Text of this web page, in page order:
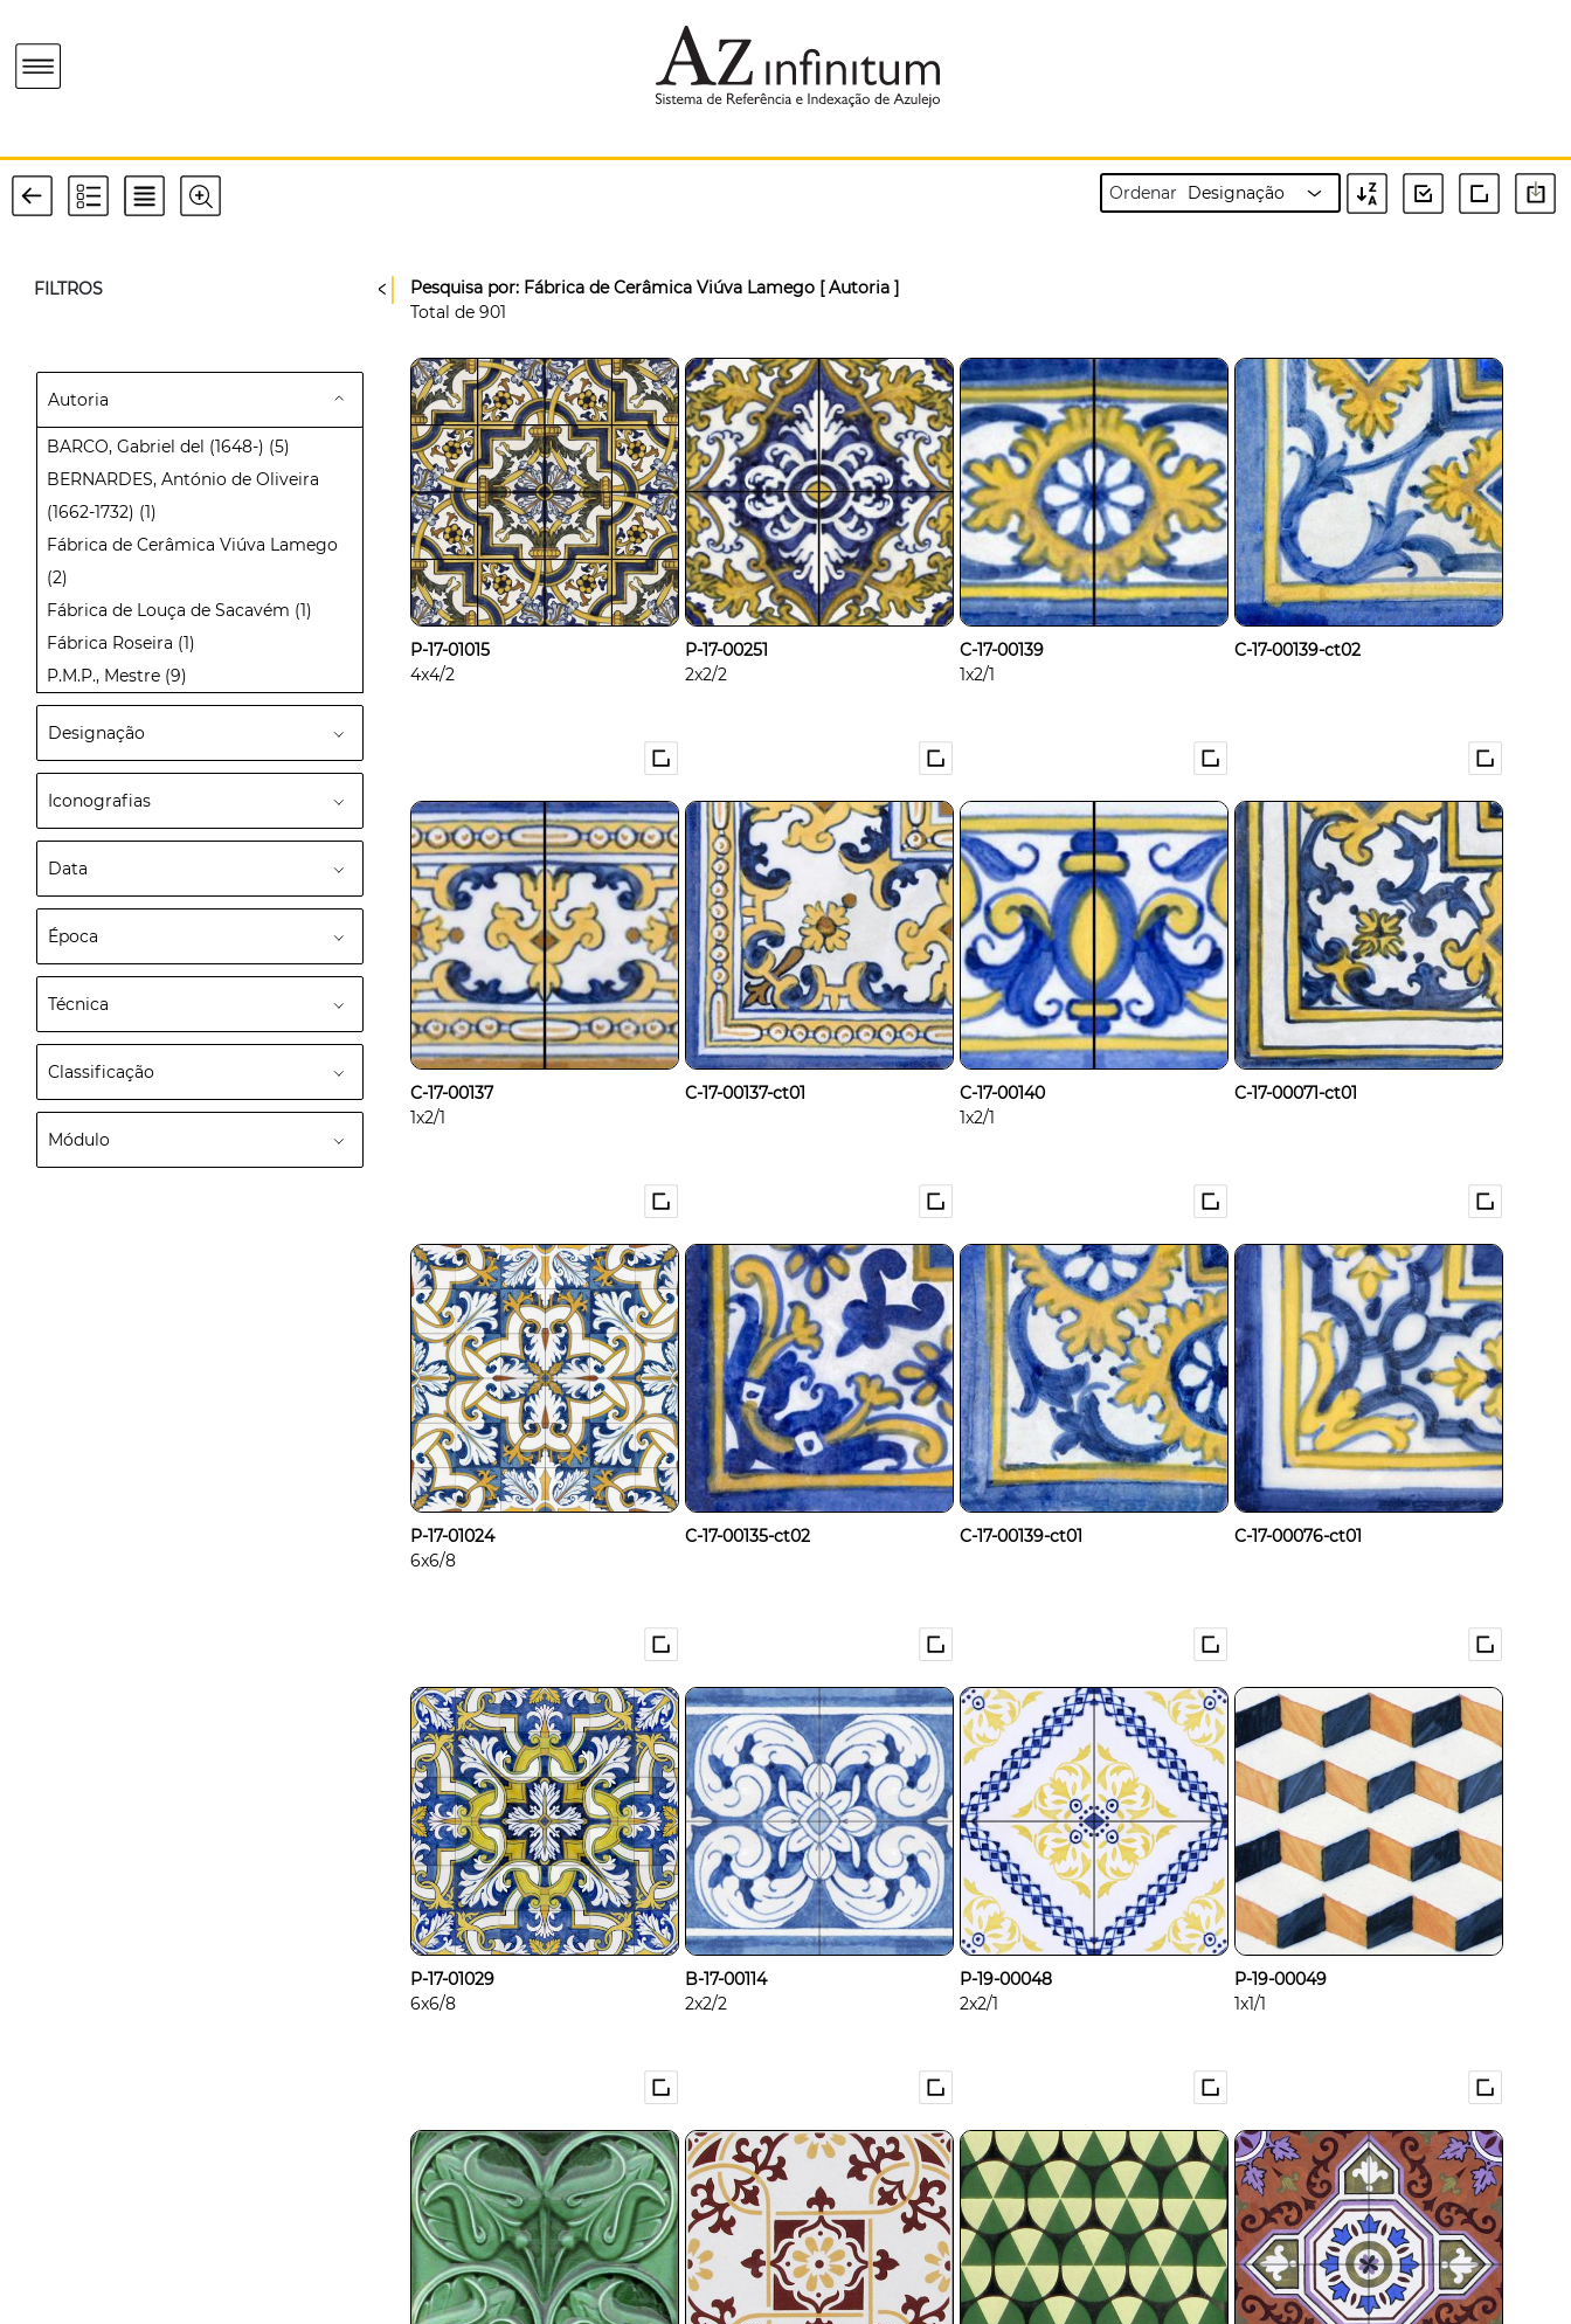
Ordenar
FILTROS
Autoria
BARCO, Gabriel del (1648-) (5)
BERNARDES, António de Oliveira
(1662-1732) (1)
Fábrica de Cerâmica Viúva Lamego
(2)
Fábrica de Louça de Sacavém (1)
Fábrica Roseira (1)
P.M.P., Mestre (9)
Designação
Iconografias
Data
Época
Técnica
Classificação
Módulo
Pesquisa por: Fábrica de Cerâmica Viúva Lamego [ Autoria ]
Total de 901
P-17-01015
4x4/2
P-17-00251
2x2/2
C-17-00139
1x2/1
C-17-00139-ct02
C-17-00137
1x2/1
C-17-00137-ct01
C-17-00140
1x2/1
C-17-00071-ct01
P-17-01024
6x6/8
C-17-00135-ct02 C-17-00139-ct01 C-17-00076-ct01
P-17-01029
6x6/8
B-17-00114
2x2/2
P-19-00048
2x2/1
P-19-00049
1x1/1